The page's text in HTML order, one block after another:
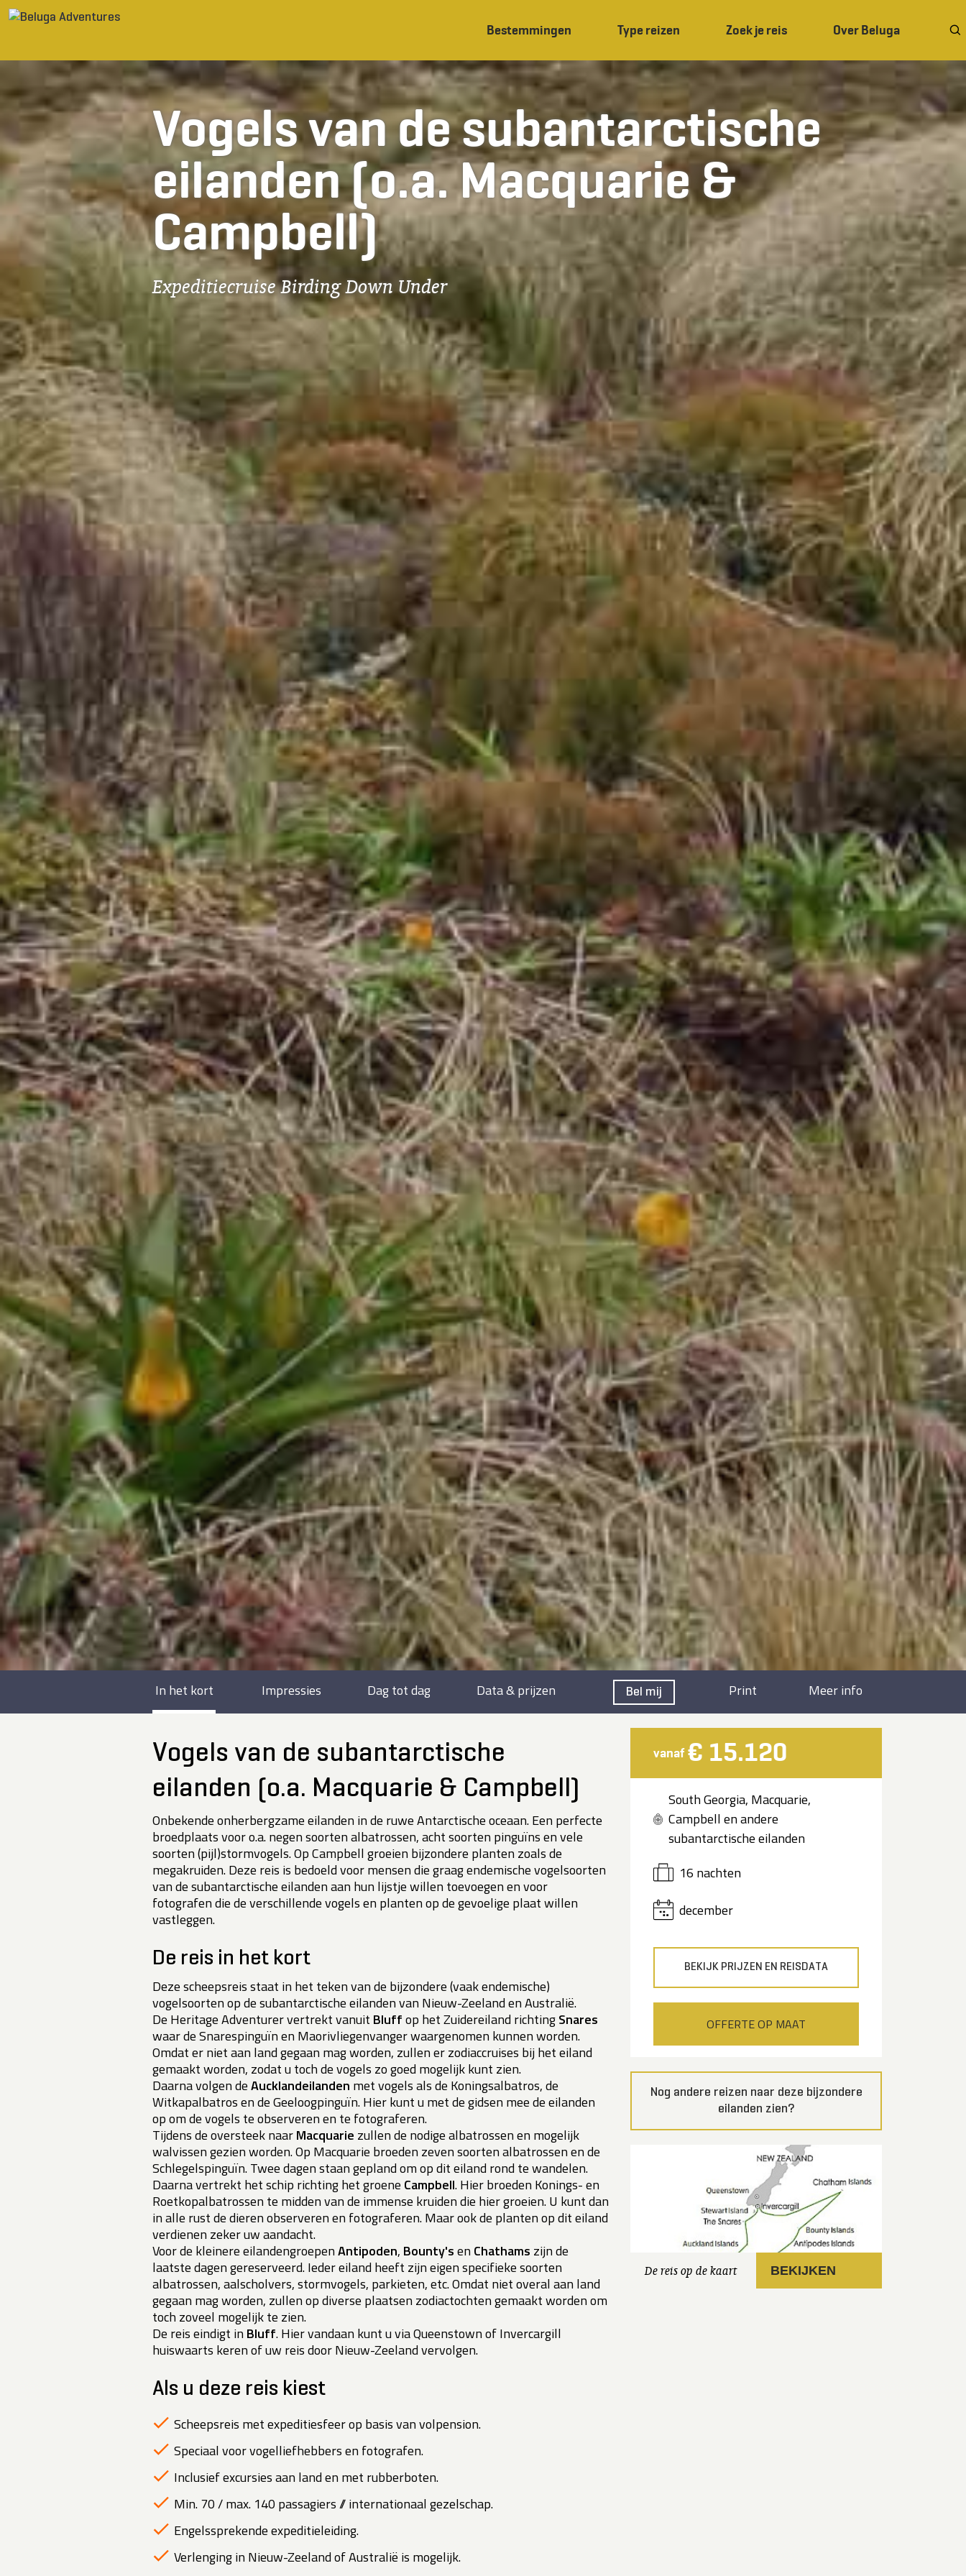
Ga naar inhoud
Bestemmingen Type reizen Zoek je reis Over Beluga
Vogels van de subantarctische
eilanden (o.a. Macquarie &
Campbell)
Expeditiecruise Birding Down Under
In het kort Impressies Dag tot dag Data & prijzen Bel mij Print Meer info
Vogels van de subantarctische
eilanden (o.a. Macquarie & Campbell)
Onbekende onherbergzame eilanden in de ruwe Antarctische oceaan. Een perfecte
broedplaats voor o.a. negen soorten albatrossen, acht soorten pinguïns en vele
soorten (pijl)stormvogels. Op Campbell groeien bijzondere planten zoals de
megakruiden. Deze reis is bedoeld voor mensen die graag endemische vogelsoorten
van de subantarctische eilanden aan hun lijstje willen toevoegen en voor
fotografen die de verschillende vogels en planten op de gevoelige plaat willen
vastleggen.
De reis in het kort
Deze scheepsreis staat in het teken van de bijzondere (vaak endemische)
vogelsoorten op de subantarctische eilanden van Nieuw-Zeeland en Australië.
De Heritage Adventurer vertrekt vanuit Bluffop het Zuidereiland richtingSnares
waar de Snarespinguïn en Maorivliegenvanger waargenomen kunnen worden.
Omdat er niet aan land gegaan mag worden, zullen er zodiaccruises bij het eiland
gemaakt worden, zodat u toch de vogels zo goed mogelijk kunt zien.
Daarna volgen deAucklandeilanden met vogels als de Koningsalbatros, de
Witkapalbatros en de Geeloogpinguïn. Hier kunt u met de gidsen mee de eilanden
op om de vogels te observeren en te fotograferen.
Tijdens de oversteek naarMacquarie zullen de nodige albatrossen en mogelijk
walvissen gezien worden. Op Macquarie broeden zeven soorten albatrossen en de
Schlegelspinguïn. Twee dagen staan gepland om op dit eiland rond te wandelen.
Daarna vertrekt het schip richting het groene Campbell. Hier broeden Konings- en
Roetkopalbatrossen te midden van de immense kruiden die hier groeien. U kunt dan
in alle rust de dieren observeren en fotograferen. Maar ook de planten op dit eiland
verdienen zeker uw aandacht.
Voor de kleinere eilandengroepenAntipoden, Bounty'sen Chathams zijn de
laatste dagen gereserveerd. Ieder eiland heeft zijn eigen specifieke soorten
albatrossen, aalscholvers, stormvogels, parkieten, etc. Omdat niet overal aan land
gegaan mag worden, zullen op diverse plaatsen zodiactochten gemaakt worden om
toch zoveel mogelijk te zien.
De reis eindigt in Bluff. Hier vandaan kunt u via Queenstown of Invercargill
huiswaarts keren of uw reis door Nieuw-Zeeland vervolgen.
Als u deze reis kiest
Scheepsreis met expeditiesfeer op basis van volpension.
Speciaal voor vogelliefhebbers en fotografen.
Inclusief excursies aan land en met rubberboten.
Min. 70 / max. 140 passagiers // internationaal gezelschap.
Engelssprekende expeditieleiding.
Verlenging in Nieuw-Zeeland of Australië is mogelijk.
vanaf € 15.120
South Georgia, Macquarie,
Campbell en andere
subantarctische eilanden
16 nachten
december
BEKIJK PRIJZEN EN REISDATA
OFFERTE OP MAAT
Nog andere reizen naar deze bijzondere
eilanden zien?
De reis op de kaart BEKIJKEN